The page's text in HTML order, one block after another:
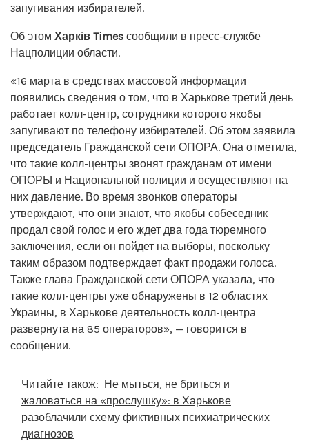
запугивания избирателей.
Об этом Харків Times сообщили в пресс-службе
Нацполиции области.
«16 марта в средствах массовой информации
появились сведения о том, что в Харькове третий день
работает колл-центр, сотрудники которого якобы
запугивают по телефону избирателей. Об этом заявила
председатель Гражданской сети ОПОРА. Она отметила,
что такие колл-центры звонят гражданам от имени
ОПОРЫ и Национальной полиции и осуществляют на
них давление. Во время звонков операторы
утверждают, что они знают, что якобы собеседник
продал свой голос и его ждет два года тюремного
заключения, если он пойдет на выборы, поскольку
таким образом подтверждает факт продажи голоса.
Также глава Гражданской сети ОПОРА указала, что
такие колл-центры уже обнаружены в 12 областях
Украины, в Харькове деятельность колл-центра
развернута на 85 операторов», — говорится в
сообщении.
Читайте також: Не мыться, не бриться и
жаловаться на «прослушку»: в Харькове
разоблачили схему фиктивных психиатрических
диагнозов